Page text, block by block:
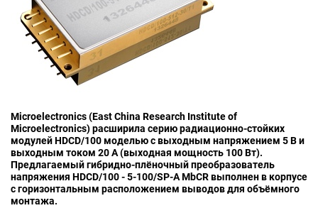
Microelectronics (East China Research Institute of
Microelectronics) расширила серию радиационно-стойких
модулей HDCD/100 моделью с выходным напряжением 5 В и
выходным током 20 A (выходная мощность 100 Вт).
Предлагаемый гибридно-плёночный преобразователь
напряжения HDCD/100 - 5-100/SP-A MbCR выполнен в корпусе
с горизонтальным расположением выводов для объёмного
монтажа.